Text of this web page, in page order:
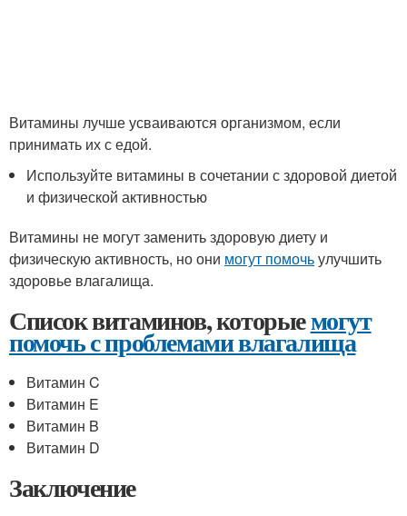
Витамины лучше усваиваются организмом, если
принимать их с едой.
Используйте витамины в сочетании с здоровой диетой
и физической активностью
Витамины не могут заменить здоровую диету и
физическую активность, но они могут помочьулучшить
здоровье влагалища.
Список витаминов, которыемогут
помочь с проблемами влагалища
Витамин C
Витамин E
Витамин B
Витамин D
Заключение